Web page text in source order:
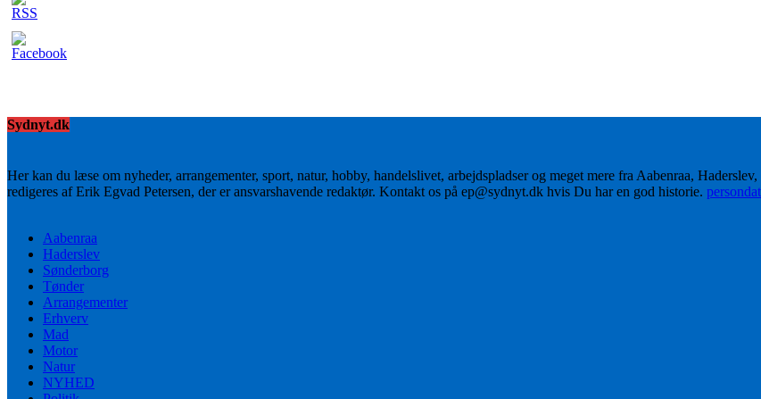
Sydnyt.dk
Her kan du læse om nyheder, arrangementer, sport, natur, hobby, handelslivet, arbejdspladser og meget mere fra Aabenraa,
redigeres af Erik Egvad Petersen, der er ansvarshavende redaktør. Kontakt os på ep@sydnyt.dk hvis Du har en god historie.
Aabenraa
Haderslev
Sønderborg
Tønder
Arrangementer
Erhverv
Mad
Motor
Natur
NYHED